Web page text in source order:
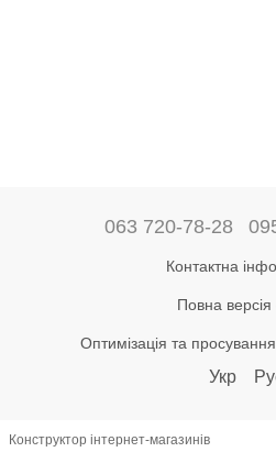
063 720-78-28
Контактна
Повна версія
Оптимізація та
Укр
Конструктор інтернет-магазинів